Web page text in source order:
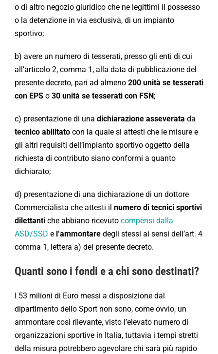
o di altro negozio giuridico che ne legittimi il possesso
o la detenzione in via esclusiva, di un impianto
sportivo;
b) avere un numero di tesserati, presso gli enti di cui
all’articolo 2, comma 1, alla data di pubblicazione del
presente decreto, pari ad almeno 200 unità se tesserati
con EPSo 30 unità se tesserati con FSN;
c) presentazione di una dichiarazione asseverata da
tecnico abilitatocon la quale si attesti che le misure e
gli altri requisiti dell’impianto sportivo oggetto della
richiesta di contributo siano conformi a quanto
dichiarato;
d) presentazione di una dichiarazione di un dottore
Commercialista che attesti il numero di tecnici sportivi
dilettantiche abbiano ricevuto compensi dalla
ASD/SSD e l’ammontaredegli stessi ai sensi dell’art. 4
comma 1, lettera a) del presente decreto.
Quanti sono i fondi e a chi sono destinati?
I 53 milioni di Euro messi a disposizione dal
dipartimento dello Sport non sono, come ovvio, un
ammontare così rilevante, visto l’elevato numero di
organizzazioni sportive in Italia, tuttavia i tempi stretti
della misura potrebbero agevolare chi sarà più rapido